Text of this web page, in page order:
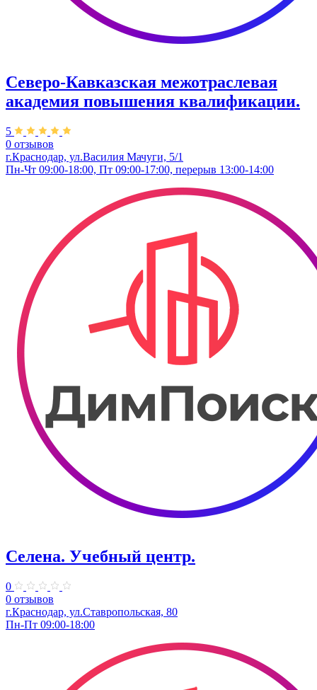
Северо-Кавказская межотраслевая
академия повышения квалификации.
5
0 отзывов
г.Краснодар, ул.Василия Мачуги, 5/1
Пн-Чт 09:00-18:00, Пт 09:00-17:00, перерыв 13:00-14:00
Селена. ​Учебный центр.
0
0 отзывов
г.Краснодар, ул.Ставропольская, 80
Пн-Пт 09:00-18:00